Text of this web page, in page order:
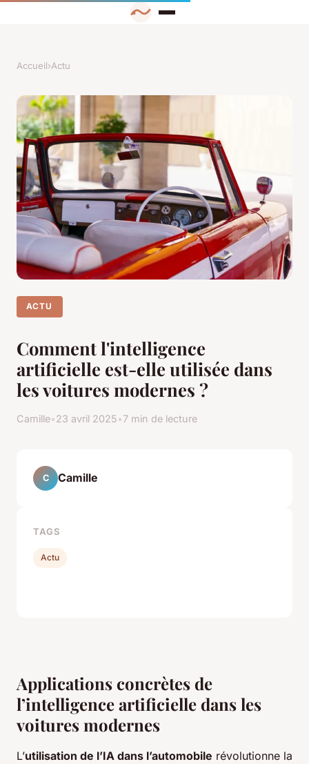
Accueil›Actu
ACTU
Comment l'intelligence
artificielle est-elle utilisée dans
les voitures modernes ?
Camille•23 avril 2025•7 min de lecture
Applications concrètes de
l’intelligence artificielle dans les
voitures modernes
L’utilisation de l’IA dans l’automobile révolutionne la
C Camille
TAGS
Actu